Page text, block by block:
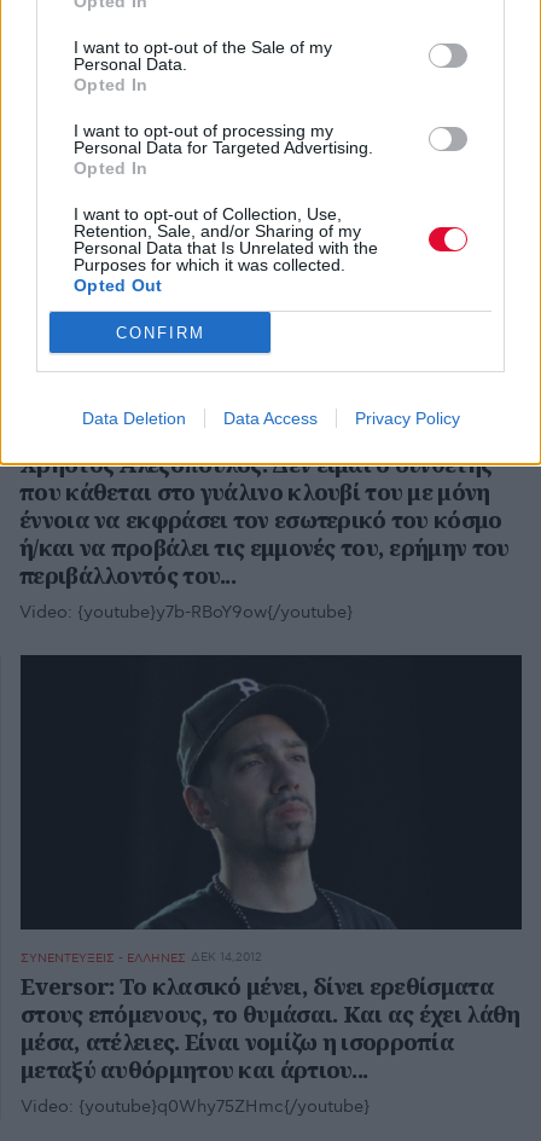
I want to opt-out of the Sale of my
Personal Data.
Opted In
I want to opt-out of processing my
Personal Data for Targeted Advertising.
Opted In
I want to opt-out of Collection, Use,
Retention, Sale, and/or Sharing of my
Personal Data that Is Unrelated with the
Purposes for which it was collected.
Opted Out
CONFIRM
Data Deletion Data Access Privacy Policy
{youtube}-28hrH4Zmkk{/youtube}
Χρήστος Αλεξόπουλος: Δεν είμαι ο συνθέτης
που κάθεται στο γυάλινο κλουβί του με μόνη
έννοια να εκφράσει τον εσωτερικό του κόσμο
ή/και να προβάλει τις εμμονές του, ερήμην του
περιβάλλοντός του...
Video: {youtube}y7b-RBoY9ow{/youtube}
ΣΥΝΕΝΤΕΥΞΕΙΣ - ΕΛΛΗΝΕΣ ΔΕΚ 14,2012
Eversor: Το κλασικό μένει, δίνει ερεθίσματα
στους επόμενους, το θυμάσαι. Και ας έχει λάθη
μέσα, ατέλειες. Είναι νομίζω η ισορροπία
μεταξύ αυθόρμητου και άρτιου...
Video: {youtube}q0Why75ZHmc{/youtube}